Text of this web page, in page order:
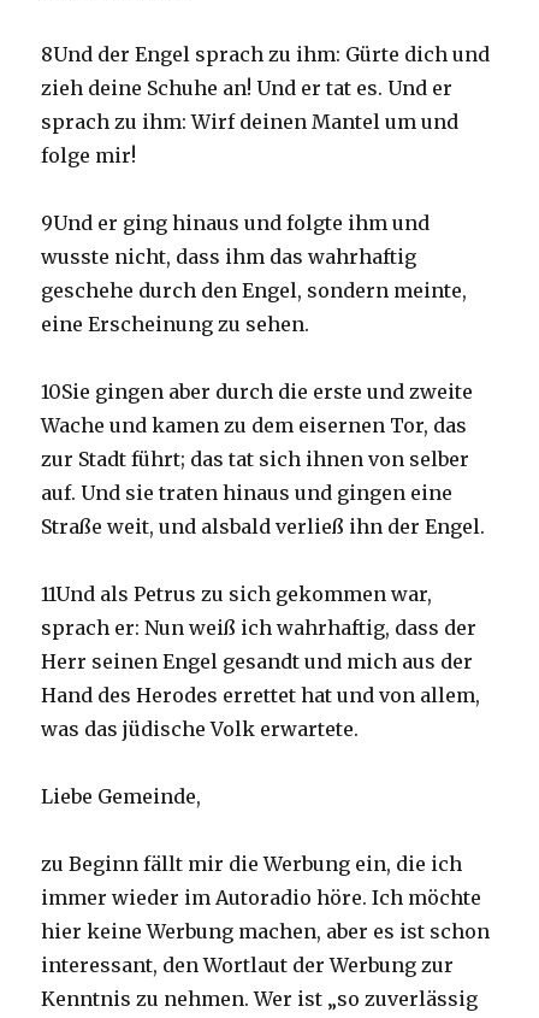
8Und der Engel sprach zu ihm: Gürte dich und
zieh deine Schuhe an! Und er tat es. Und er
sprach zu ihm: Wirf deinen Mantel um und
folge mir!
9Und er ging hinaus und folgte ihm und
wusste nicht, dass ihm das wahrhaftig
geschehe durch den Engel, sondern meinte,
eine Erscheinung zu sehen.
10Sie gingen aber durch die erste und zweite
Wache und kamen zu dem eisernen Tor, das
zur Stadt führt; das tat sich ihnen von selber
auf. Und sie traten hinaus und gingen eine
Straße weit, und alsbald verließ ihn der Engel.
11Und als Petrus zu sich gekommen war,
sprach er: Nun weiß ich wahrhaftig, dass der
Herr seinen Engel gesandt und mich aus der
Hand des Herodes errettet hat und von allem,
was das jüdische Volk erwartete.
Liebe Gemeinde,
zu Beginn fällt mir die Werbung ein, die ich
immer wieder im Autoradio höre. Ich möchte
hier keine Werbung machen, aber es ist schon
interessant, den Wortlaut der Werbung zur
Kenntnis zu nehmen. Wer ist „so zuverlässig